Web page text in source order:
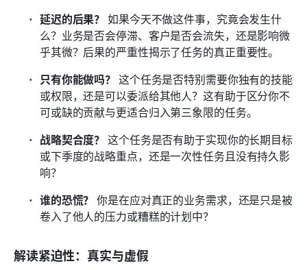
延迟的后果？ 如果今天不做这件事，究竟会发生什
么？业务是否会停滞、客户是否会流失，还是影响微
乎其微？后果的严重性揭示了任务的真正重要性。
只有你能做吗？ 这个任务是否特别需要你独有的技能
或权限，还是可以委派给其他人？这有助于区分你不
可或缺的贡献与更适合归入第三象限的任务。
战略契合度？ 这个任务是否有助于实现你的长期目标
或下季度的战略重点，还是一次性任务且没有持久影
响？
谁的恐慌？ 你是在应对真正的业务需求，还是只是被
卷入了他人的压力或糟糕的计划中？
解读紧迫性：真实与虚假